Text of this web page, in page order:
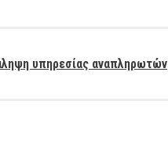
υπηρεσίας αναπληρωτών